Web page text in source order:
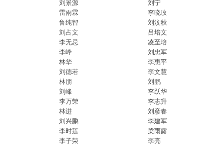
刘景源 刘宁
雷雨霖
李晓玫
鲁纯智
刘汶秋
刘占文
吕培文
李无忌
凌至培
李峰
刘忠军
林华
李惠平
刘德若
李文慧
林朋
刘鹏
刘峰
李跃华
李万荣
李志升
林进
刘彦春
刘兴鹏
李建军
李时莲
梁雨露
李子荣
李亮